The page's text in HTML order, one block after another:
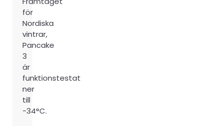
för
Nordiska
vintrar,
Pancake
3
är
funktionstestat
ner
till
-34°C.